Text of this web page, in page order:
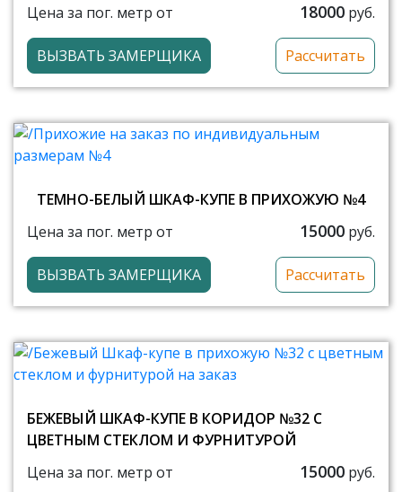
Цена за пог. метр от
18000 руб.
ВЫЗВАТЬ ЗАМЕРЩИКА Рассчитать
ТЕМНО-БЕЛЫЙ ШКАФ-КУПЕ В ПРИХОЖУЮ №4
Цена за пог. метр от
15000 руб.
ВЫЗВАТЬ ЗАМЕРЩИКА Рассчитать
БЕЖЕВЫЙ ШКАФ-КУПЕ В КОРИДОР №32 С
ЦВЕТНЫМ СТЕКЛОМ И ФУРНИТУРОЙ
Цена за пог. метр от
15000 руб.